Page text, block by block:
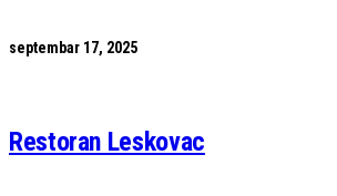
septembar 17, 2025
Restoran Leskovac